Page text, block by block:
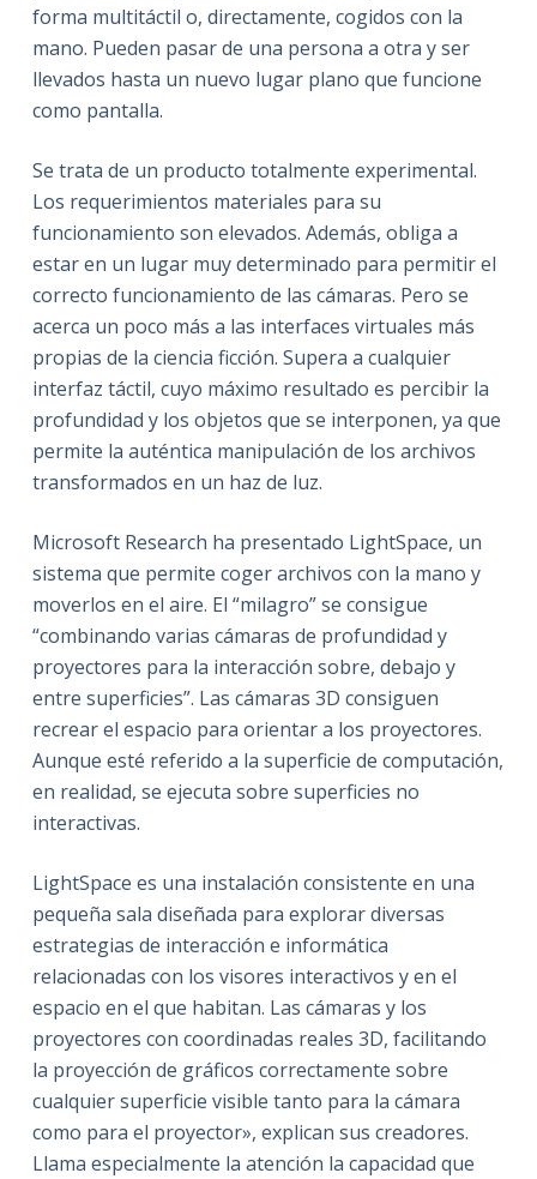
forma multitáctil o, directamente, cogidos con la
mano. Pueden pasar de una persona a otra y ser
llevados hasta un nuevo lugar plano que funcione
como pantalla.
Se trata de un producto totalmente experimental.
Los requerimientos materiales para su
funcionamiento son elevados. Además, obliga a
estar en un lugar muy determinado para permitir el
correcto funcionamiento de las cámaras. Pero se
acerca un poco más a las interfaces virtuales más
propias de la ciencia ficción. Supera a cualquier
interfaz táctil, cuyo máximo resultado es percibir la
profundidad y los objetos que se interponen, ya que
permite la auténtica manipulación de los archivos
transformados en un haz de luz.
Microsoft Research ha presentado LightSpace, un
sistema que permite coger archivos con la mano y
moverlos en el aire. El “milagro” se consigue
“combinando varias cámaras de profundidad y
proyectores para la interacción sobre, debajo y
entre superficies”. Las cámaras 3D consiguen
recrear el espacio para orientar a los proyectores.
Aunque esté referido a la superficie de computación,
en realidad, se ejecuta sobre superficies no
interactivas.
LightSpace es una instalación consistente en una
pequeña sala diseñada para explorar diversas
estrategias de interacción e informática
relacionadas con los visores interactivos y en el
espacio en el que habitan. Las cámaras y los
proyectores con coordinadas reales 3D, facilitando
la proyección de gráficos correctamente sobre
cualquier superficie visible tanto para la cámara
como para el proyector», explican sus creadores.
Llama especialmente la atención la capacidad que